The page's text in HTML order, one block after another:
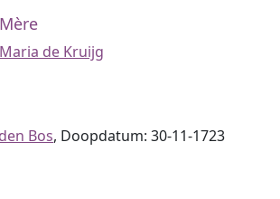
Mère
Maria de Kruijg
Bos, Doopdatum: 30-11-1723